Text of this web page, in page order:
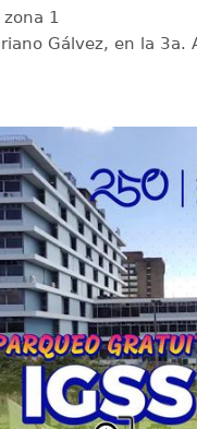
1
Gálvez, en la 3a.